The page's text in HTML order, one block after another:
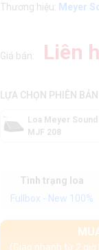
Thương hiệu: Meyer
Giá bán: Liên
LỰA CHỌN PHIÊN BẢN
Loa Meyer Sound
MJF 208
Tình trạng loa
Fullbox - New 100%
(Giao nhanh từ 2